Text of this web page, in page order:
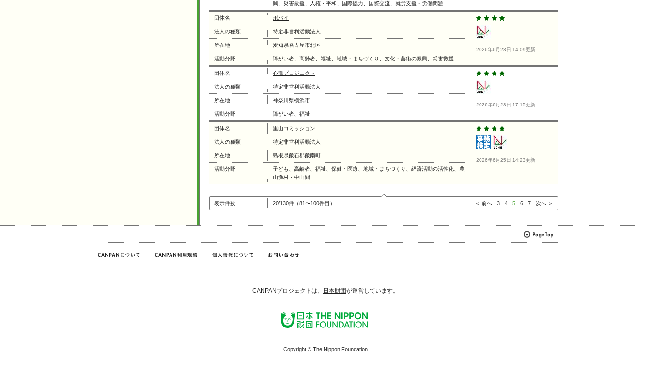
興、災害救援、人権・平和、国際協力、国際交流、就労支援・労働問題
団体名 ポパイ
法人の種類 特定非営利活動法人
所在地 愛知県名古屋市北区
活動分野 障がい者、高齢者、福祉、地域・まちづくり、文化・芸術の振興、災害救援
2026年6月23日 14:09更新
団体名 心魂プロジェクト
法人の種類 特定非営利活動法人
所在地 神奈川県横浜市
活動分野 障がい者、福祉
2026年6月23日 17:15更新
団体名 里山コミッション
法人の種類 特定非営利活動法人
所在地 島根県飯石郡飯南町
活動分野
子ども、高齢者、福祉、保健・医療、地域・まちづくり、経済活動の活性化、農
山漁村・中山間
2026年6月25日 14:23更新
表示件数 20/130件（81〜100件目） ＜ 前へ 3 4 5 6 7 次へ ＞
CANPANプロジェクトは、 日本財団が運営しています。
Copyright © The Nippon Foundation